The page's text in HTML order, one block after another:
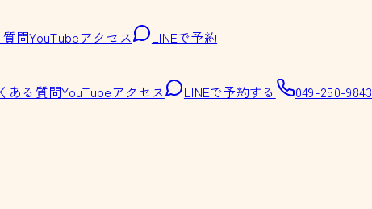
問YouTubeアクセス LINEで予約
ある質問YouTubeアクセス LINEで予約する 049-250-9843